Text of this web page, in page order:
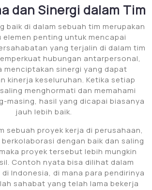
dan Sinergi dalam Tim
baik di dalam sebuah tim merupakan
elemen penting untuk mencapai
yang terjalin di dalam tim
hubungan antarpersonal,
menciptakan sinergi yang dapat
kinerja keseluruhan. Ketika setiap
menghormati dan memahami
masing, hasil yang dicapai biasanya
jauh lebih baik.
sebuah proyek kerja di perusahaan,
dengan baik dan saling
proyek tersebut lebih mungkin
Contoh nyata bisa dilihat dalam
Indonesia, di mana para pendirinya
sahabat yang telah lama bekerja